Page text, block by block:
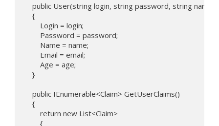
public User(string login, string password, string name,
    {
        Login = login;
        Password = password;
        Name = name;
        Email = email;
        Age = age;
    }
    public IEnumerable<Claim> GetUserClaims()
    {
        return new List<Claim>
        {